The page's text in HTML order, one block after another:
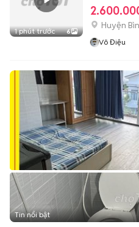
1 phút trước 6
Huyện
Võ Điệu
Tin nổi bật